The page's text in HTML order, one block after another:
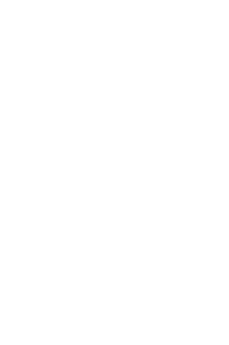
Incendio forestal en
Incendio en un
chatarra, muebles y
Las Palmas
y somete a un Cádiz
El incendio de